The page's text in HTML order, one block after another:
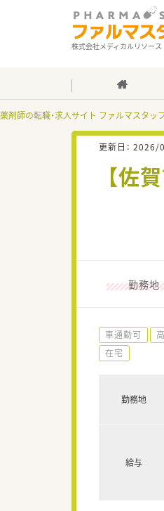
株式会社メディカルリソース
薬剤師の転職・求人サイト ファルマスタッ
更新日： 2026/
【佐
勤務地
車通勤可
在宅
勤務地
給与